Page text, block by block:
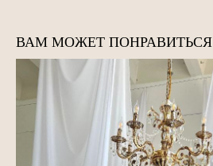
ВАМ МОЖЕТ ПОНРАВИТЬСЯ